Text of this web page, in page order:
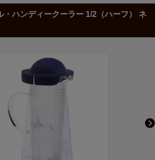
・ハンディークーラー 1/2（ハーフ） ネ